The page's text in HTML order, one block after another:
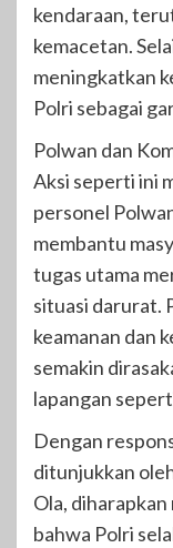
kendaraan,
kemacetan.
meningkatkan
Polri sebagai
Polwan dan
Aksi seperti ini
personel
membantu
tugas utama
situasi darurat.
keamanan dan
semakin
lapangan
Dengan
ditunjukkan
Ola,
bahwa Polri